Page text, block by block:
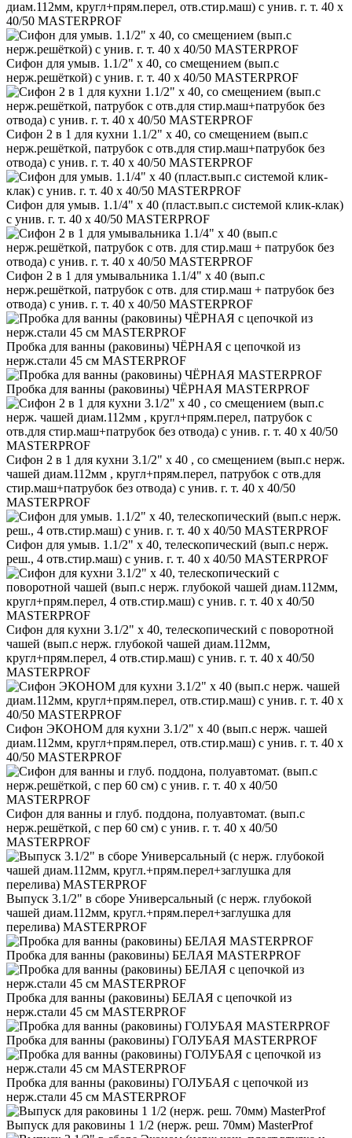
диам.112мм, кругл+прям.перел, отв.стир.маш) с унив. г. т. 40 х
40/50 MASTERPROF
Сифон для умыв. 1.1/2" х 40, со смещением (вып.с
нерж.решёткой) с унив. г. т. 40 х 40/50 MASTERPROF
Сифон 2 в 1 для кухни 1.1/2" х 40, со смещением (вып.с
нерж.решёткой, патрубок с отв.для стир.маш+патрубок без
отвода) с унив. г. т. 40 х 40/50 MASTERPROF
Сифон для умыв. 1.1/4" х 40 (пласт.вып.с системой клик-клак)
с унив. г. т. 40 х 40/50 MASTERPROF
Сифон 2 в 1 для умывальника 1.1/4" х 40 (вып.с
нерж.решёткой, патрубок с отв. для стир.маш + патрубок без
отвода) с унив. г. т. 40 х 40/50 MASTERPROF
Пробка для ванны (раковины) ЧЁРНАЯ c цепочкой из
нерж.стали 45 см MASTERPROF
Пробка для ванны (раковины) ЧЁРНАЯ MASTERPROF
Сифон 2 в 1 для кухни 3.1/2" х 40 , со смещением (вып.с нерж.
чашей диам.112мм , кругл+прям.перел, патрубок с отв.для
стир.маш+патрубок без отвода) с унив. г. т. 40 х 40/50
MASTERPROF
Сифон для умыв. 1.1/2" х 40, телескопический (вып.с нерж.
реш., 4 отв.стир.маш) с унив. г. т. 40 х 40/50 MASTERPROF
Сифон для кухни 3.1/2" х 40, телескопический с поворотной
чашей (вып.с нерж. глубокой чашей диам.112мм,
кругл+прям.перел, 4 отв.стир.маш) с унив. г. т. 40 х 40/50
MASTERPROF
Сифон ЭКОНОМ для кухни 3.1/2" х 40 (вып.с нерж. чашей
диам.112мм, кругл+прям.перел, отв.стир.маш) с унив. г. т. 40 х
40/50 MASTERPROF
Сифон для ванны и глуб. поддона, полуавтомат. (вып.с
нерж.решёткой, с пер 60 см) с унив. г. т. 40 х 40/50
MASTERPROF
Выпуск 3.1/2" в сборе Универсальный (с нерж. глубокой
чашей диам.112мм, кругл.+прям.перел+заглушка для
перелива) MASTERPROF
Пробка для ванны (раковины) БЕЛАЯ MASTERPROF
Пробка для ванны (раковины) БЕЛАЯ c цепочкой из
нерж.стали 45 см MASTERPROF
Пробка для ванны (раковины) ГОЛУБАЯ MASTERPROF
Пробка для ванны (раковины) ГОЛУБАЯ c цепочкой из
нерж.стали 45 см MASTERPROF
Выпуск для раковины 1 1/2 (нерж. реш. 70мм) MasterProf